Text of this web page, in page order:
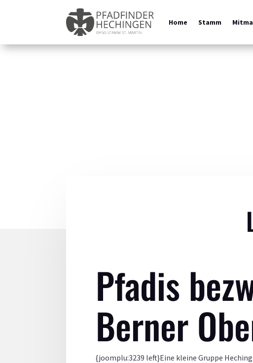
Home Stamm
Pfadis
Berner
{joomplu:3239 left}Eine kleine Gruppe